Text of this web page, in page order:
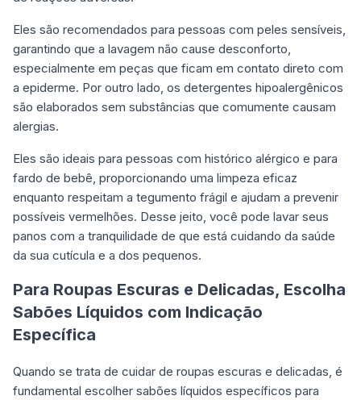
Eles são recomendados para pessoas com peles sensíveis,
garantindo que a lavagem não cause desconforto,
especialmente em peças que ficam em contato direto com
a epiderme. Por outro lado, os detergentes hipoalergênicos
são elaborados sem substâncias que comumente causam
alergias.
Eles são ideais para pessoas com histórico alérgico e para
fardo de bebê, proporcionando uma limpeza eficaz
enquanto respeitam a tegumento frágil e ajudam a prevenir
possíveis vermelhões. Desse jeito, você pode lavar seus
panos com a tranquilidade de que está cuidando da saúde
da sua cutícula e a dos pequenos.
Para Roupas Escuras e Delicadas, Escolha
Sabões Líquidos com Indicação
Específica
Quando se trata de cuidar de roupas escuras e delicadas, é
fundamental escolher sabões líquidos específicos para